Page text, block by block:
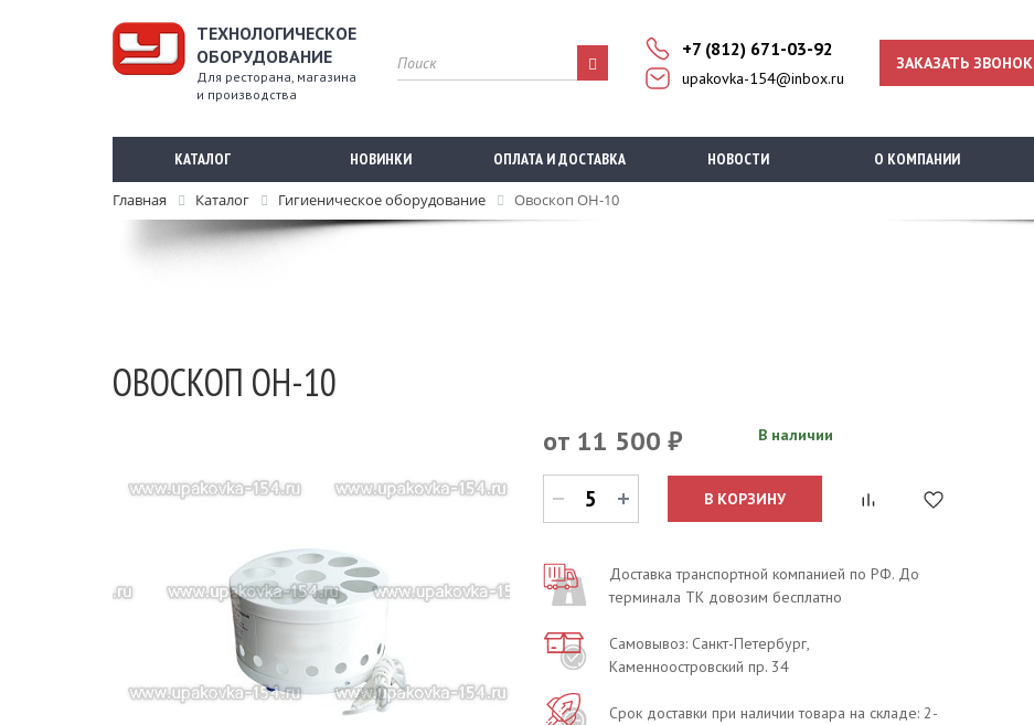
ТЕХНОЛОГИЧЕСКОЕ
ОБОРУДОВАНИЕ
Для ресторана, магазина
и производства
+7 (812) 671-03-92
upakovka-154@inbox.ru
ЗАКАЗАТЬ ЗВОНОК
КАТАЛОГ НОВИНКИ ОПЛАТА И ДОСТАВКА НОВОСТИ О КОМПАНИИ
Главная Каталог Гигиеническое оборудование Овоскоп ОН-10
ОВОСКОП ОН-10
от 11 500 ₽ В наличии
В КОРЗИНУ
Доставка транспортной компанией по РФ. До
терминала ТК довозим бесплатно
Самовывоз: Санкт-Петербург,
Каменноостровский пр. 34
Срок доставки при наличии товара на складе: 2-